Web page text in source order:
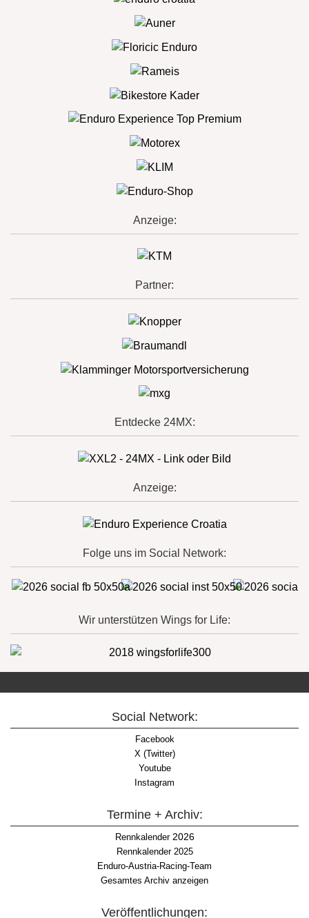
Anzeige:
Partner:
Entdecke 24MX:
Anzeige:
Folge uns im Social Network:
Wir unterstützen Wings for Life:
Social Network:
Facebook
X (Twitter)
Youtube
Instagram
Termine + Archiv:
Rennkalender2026
Rennkalender 2025
Enduro-Austria-Racing-Team
Gesamtes Archiv anzeigen
Veröffentlichungen: